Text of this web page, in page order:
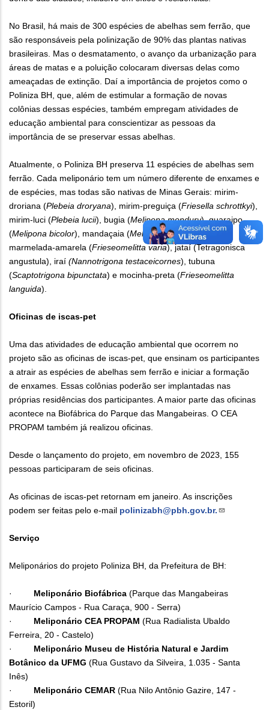
No Brasil, há mais de 300 espécies de abelhas sem ferrão, que
são responsáveis pela polinização de 90% das plantas nativas
brasileiras. Mas o desmatamento, o avanço da urbanização para
áreas de matas e a poluição colocaram diversas delas como
ameaçadas de extinção. Daí a importância de projetos como o
Poliniza BH, que, além de estimular a formação de novas
colônias dessas espécies, também empregam atividades de
educação ambiental para conscientizar as pessoas da
importância de se preservar essas abelhas.
Atualmente, o Poliniza BH preserva 11 espécies de abelhas sem
ferrão. Cada meliponário tem um número diferente de enxames e
de espécies, mas todas são nativas de Minas Gerais: mirim-
droriana (Plebeia droryana), mirim-preguiça (Friesella schrottkyi),
mirim-luci (Plebeia lucii), bugia (Melipona mondury), guaraipo
(Melipona bicolor), mandaçaia (Melipona quadrifasciata),
marmelada-amarela (Frieseomelitta varia), jataí (Tetragonisca
angustula), iraí (Nannotrigona testaceicornes), tubuna
(Scaptotrigona bipunctata) e mocinha-preta (Frieseomelitta
languida).
Oficinas de iscas-pet
Uma das atividades de educação ambiental que ocorrem no
projeto são as oficinas de iscas-pet, que ensinam os participantes
a atrair as espécies de abelhas sem ferrão e iniciar a formação
de enxames. Essas colônias poderão ser implantadas nas
próprias residências dos participantes. A maior parte das oficinas
acontece na Biofábrica do Parque das Mangabeiras. O CEA
PROPAM também já realizou oficinas.
Desde o lançamento do projeto, em novembro de 2023, 155
pessoas participaram de seis oficinas.
As oficinas de iscas-pet retornam em janeiro. As inscrições
podem ser feitas pelo e-mail polinizabh@pbh.gov.br.
Serviço
Meliponários do projeto Poliniza BH, da Prefeitura de BH:
· Meliponário Biofábrica (Parque das Mangabeiras
Maurício Campos - Rua Caraça, 900 - Serra)
·
Meliponário CEA PROPAM (Rua Radialista Ubaldo
Ferreira, 20 - Castelo)
· Meliponário Museu de História Natural e Jardim
Botânico da UFMG (Rua Gustavo da Silveira, 1.035 - Santa
Inês)
· Meliponário CEMAR (Rua Nilo Antônio Gazire, 147 -
Estoril)